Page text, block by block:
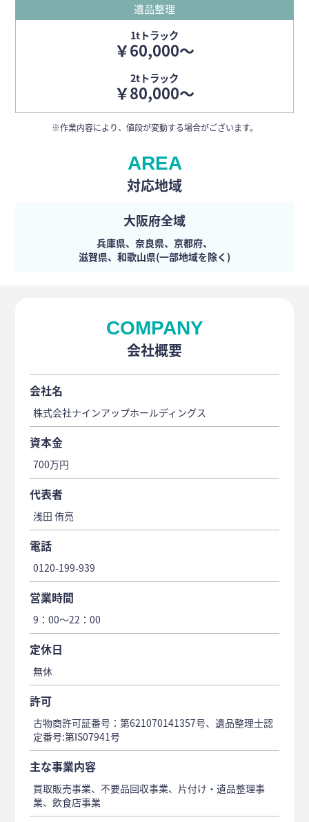
遺品整理
1tトラック
￥60,000〜
2tトラック
￥80,000〜
※作業内容により、値段が変動する場合がございます。
AREA
対応地域
大阪府全域
兵庫県、奈良県、京都府、
滋賀県、和歌山県(一部地域を除く)
COMPANY
会社概要
会社名
株式会社ナインアップホールディングス
資本金
700万円
代表者
浅田 侑亮
電話
0120-199-939
営業時間
9：00〜22：00
定休日
無休
許可
古物商許可証番号：第621070141357号、遺品整理士認
定番号:第IS07941号
主な事業内容
買取販売事業、不要品回収事業、片付け・遺品整理事
業、飲食店事業